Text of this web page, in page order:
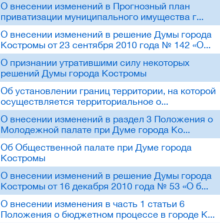
О внесении изменений в Прогнозный план
приватизации муниципального имущества г...
О внесении изменений в решение Думы города
Костромы от 23 сентября 2010 года № 142 «О...
О признании утратившими силу некоторых
решений Думы города Костромы
Об установлении границ территории, на которой
осуществляется территориальное о...
О внесении изменений в раздел 3 Положения о
Молодежной палате при Думе города Ко...
Об Общественной палате при Думе города
Костромы
О внесении изменений в решение Думы города
Костромы от 16 декабря 2010 года № 53 «О б...
О внесении изменения в часть 1 статьи 6
Положения о бюджетном процессе в городе К...